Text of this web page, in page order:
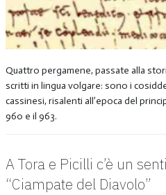
Quattro pergamene, passate alla
scritti in lingua volgare: sono i
cassinesi, risalenti all’epoca del
960 e il 963.
A Tora e Picilli c’è un
“Ciampate del Diavolo”